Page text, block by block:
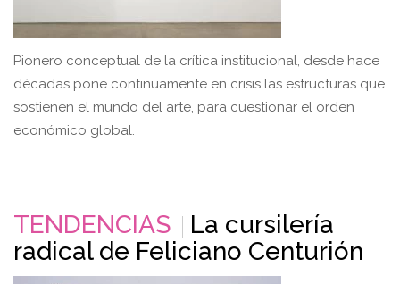
Pionero conceptual de la crítica institucional, desde hace
décadas pone continuamente en crisis las estructuras que
sostienen el mundo del arte, para cuestionar el orden
económico global.
TENDENCIAS
La cursilería
radical de Feliciano Centurión